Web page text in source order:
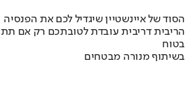
הסוד של איינשטיין שיגדיל לכם את הפנסיה
הריבית דריבית עובדת לטובתכם רק אם
בטוח
בשיתוף מנורה מבטחים